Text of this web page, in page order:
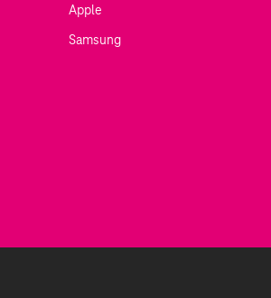
Apple
Samsung